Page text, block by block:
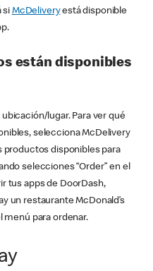
si McDeliveryestá disponible
están disponibles
lugar. Para ver qué
selecciona McDelivery
productos disponibles para
selecciones “Order” en el
tus apps de DoorDash,
un restaurante McDonald’s
menú para ordenar.